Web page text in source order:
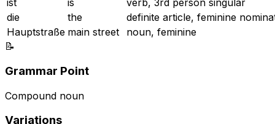
ist
is
verb, 3rd person singular
die
the
definite article, feminine
Hauptstraße main street
noun, feminine
📝
Grammar Point
Compound noun
Variations